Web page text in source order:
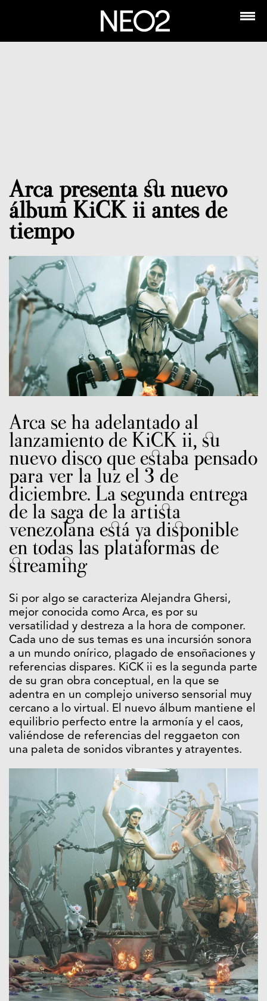
Arca presenta su nuevo
álbum KiCK ii antes de
tiempo
Arca se ha adelantado al
lanzamiento de KiCK ii, su
nuevo disco que estaba pensado
para ver la luz el 3 de
diciembre. La segunda entrega
de la saga de la artista
venezolana está ya disponible
en todas las plataformas de
streaming
Si por algo se caracteriza Alejandra Ghersi,
mejor conocida como Arca, es por su
versatilidad y destreza a la hora de componer.
Cada uno de sus temas es una incursión sonora
a un mundo onírico, plagado de ensoñaciones y
referencias dispares. KiCK ii es la segunda parte
de su gran obra conceptual, en la que se
adentra en un complejo universo sensorial muy
cercano a lo virtual. El nuevo álbum mantiene el
equilibrio perfecto entre la armonía y el caos,
valiéndose de referencias del reggaeton con
una paleta de sonidos vibrantes y atrayentes.